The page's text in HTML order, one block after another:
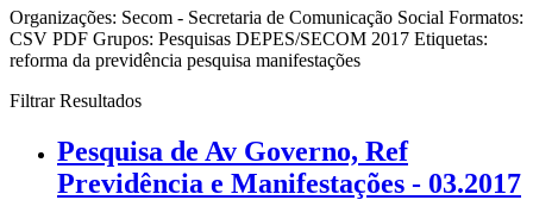
Organizações: Secom - Secretaria de Comunicação Social Formatos:
CSV PDF Grupos: Pesquisas DEPES/SECOM 2017 Etiquetas:
reforma da previdência pesquisa manifestações
Filtrar Resultados
Pesquisa de Av Governo, Ref
Previdência e Manifestações - 03.2017